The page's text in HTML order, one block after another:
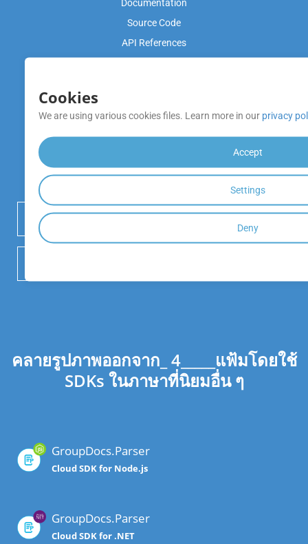
Documentation
Source Code
API References
หมายเหตุการเปิดตัว
คลายรูปภาพออกจาก_ 4_____แฟ้มโดยใช้
SDKs ในภาษาที่นิยมอื่น ๆ
GroupDocs.Parser
Cloud SDK for Node.js
GroupDocs.Parser
Cloud SDK for .NET
Cookies
We are using various cookies files. Learn more in our privacy
Accept
Settings
Deny